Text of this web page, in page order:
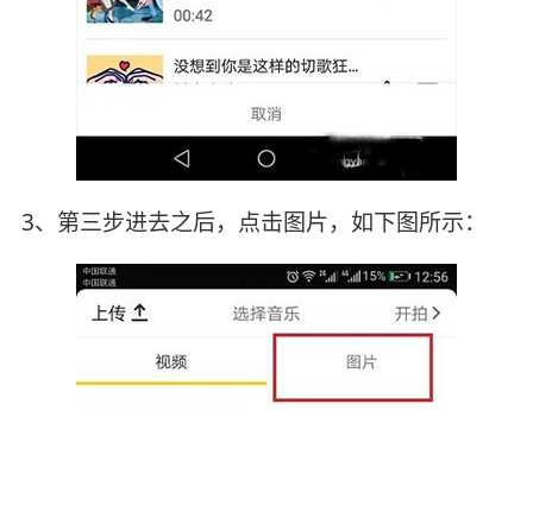
3、第三步进去之后，点击图片，如下图所示：